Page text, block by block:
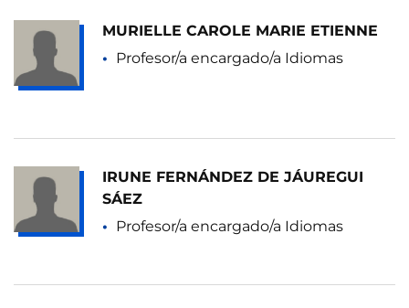
MURIELLE CAROLE MARIE ETIENNE
Profesor/a encargado/a Idiomas
IRUNE FERNÁNDEZ DE JÁUREGUI
SÁEZ
Profesor/a encargado/a Idiomas